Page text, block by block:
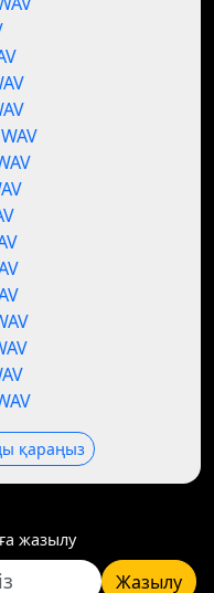
қараңыз
жазылу
Жазылу